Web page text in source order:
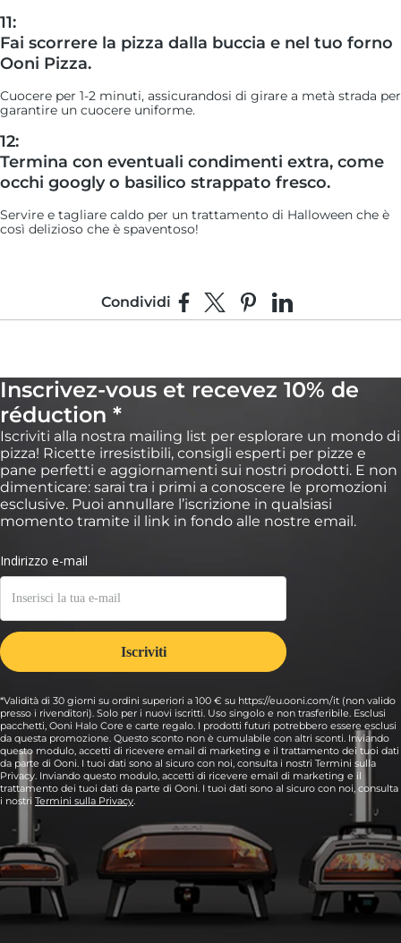
11:
Fai scorrere la pizza dalla buccia e nel tuo forno
Ooni Pizza.
Cuocere per 1-2 minuti, assicurandosi di girare a metà strada per
garantire un cuocere uniforme.
12:
Termina con eventuali condimenti extra, come
occhi googly o basilico strappato fresco.
Servire e tagliare caldo per un trattamento di Halloween che è
così delizioso che è spaventoso!
Condividi Condividi su Facebook
Condividi su X
Fai pin su Pinterest
Condividi su
Inscrivez-vous et recevez 10% de
réduction *
Iscriviti alla nostra mailing list per esplorare un mondo di
pizza! Ricette irresistibili, consigli esperti per pizze e
pane perfetti e aggiornamenti sui nostri prodotti. E non
dimenticare: sarai tra i primi a conoscere le promozioni
esclusive. Puoi annullare l’iscrizione in qualsiasi
momento tramite il link in fondo alle nostre email.
*Validità di 30 giorni su ordini superiori a 100 € su https://eu.ooni.com/it (non valido
presso i rivenditori). Solo per i nuovi iscritti. Uso singolo e non trasferibile. Esclusi
pacchetti, Ooni Halo Core e carte regalo. I prodotti futuri potrebbero essere esclusi
da questa promozione. Questo sconto non è cumulabile con altri sconti. Inviando
questo modulo, accetti di ricevere email di marketing e il trattamento dei tuoi dati
da parte di Ooni. I tuoi dati sono al sicuro con noi, consulta i nostri Termini sulla
Privacy. Inviando questo modulo, accetti di ricevere email di marketing e il
trattamento dei tuoi dati da parte di Ooni. I tuoi dati sono al sicuro con noi, consulta
i nostri Termini sulla Privacy.